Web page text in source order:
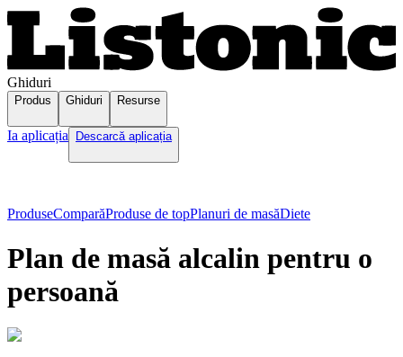
Ghiduri
Produs Ghiduri Resurse
Ia aplicația Descarcă aplicația
ProduseComparăProduse de topPlanuri de masăDiete
Plan de masă alcalin pentru o
persoană